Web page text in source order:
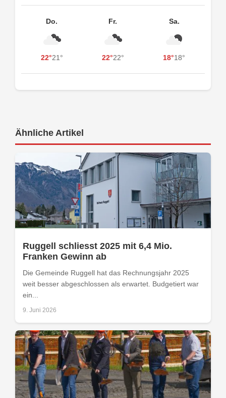
Do.
22°21°
Fr.
22°22°
Sa.
18°18°
Ähnliche Artikel
Ruggell schliesst 2025 mit 6,4 Mio.
Franken Gewinn ab
Die Gemeinde Ruggell hat das Rechnungsjahr 2025
weit besser abgeschlossen als erwartet. Budgetiert war
ein...
9. Juni 2026